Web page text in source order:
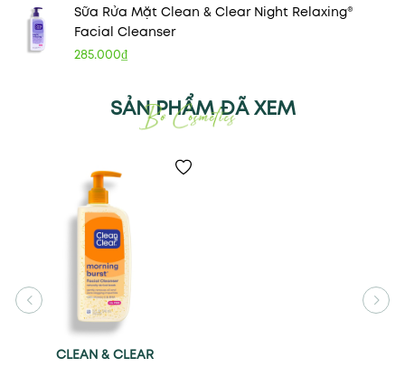
Sữa Rửa Mặt Clean & Clear Night Relaxing®
Facial Cleanser
285.000₫
SẢN PHẨM ĐÃ XEM
CLEAN & CLEAR